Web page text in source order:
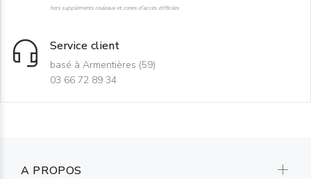
hors suppléments rouleaux et zones d'accès difficiles
Service client
basé à Armentières (59)
03 66 72 89 34
A PROPOS